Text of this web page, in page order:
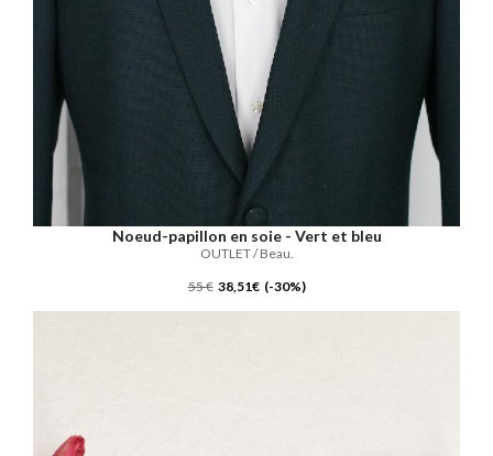
Noeud-papillon en soie - Vert et bleu
OUTLET / Beau.
55 € 38,51€ (-30%)